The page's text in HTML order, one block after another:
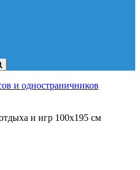
и одностраничников
и игр 100х195 см